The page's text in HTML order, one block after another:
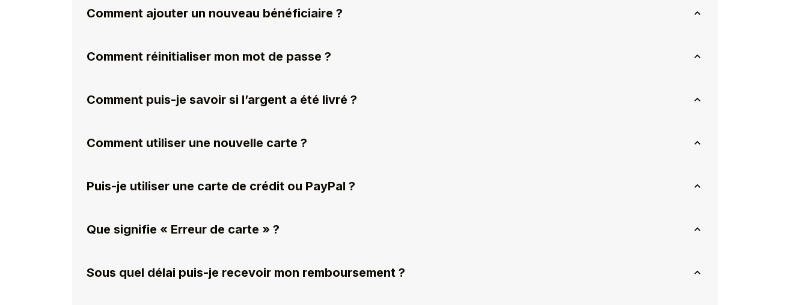
Comment ajouter un nouveau bénéficiaire ?
Comment réinitialiser mon mot de passe ?
Comment puis-je savoir si l’argent a été livré ?
Comment utiliser une nouvelle carte ?
Puis-je utiliser une carte de crédit ou PayPal ?
Que signifie « Erreur de carte » ?
Sous quel délai puis-je recevoir mon remboursement ?